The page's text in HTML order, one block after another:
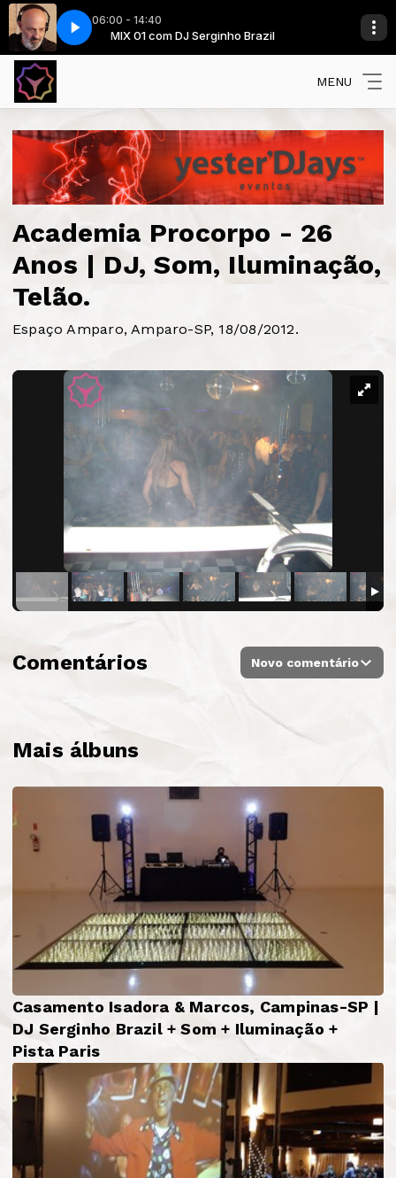
06:00 - 14:40
MIX 01 com DJ Serginho Brazil
Sak Noel - Loca People (Uncensored)
MENU
Academia Procorpo - 26
Anos | DJ, Som, Iluminação,
Telão.
Espaço Amparo, Amparo-SP, 18/08/2012.
Mais álbuns
Casamento Isadora & Marcos, Campinas-SP |
DJ Serginho Brazil + Som + Iluminação +
Pista Paris
Comentários Novo comentário